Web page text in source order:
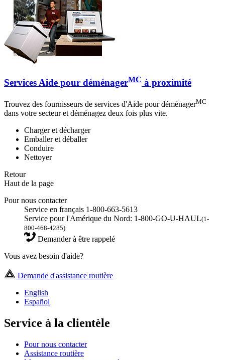
Services Aide pour déménagerMC à proximité
Trouvez des fournisseurs de services d'Aide pour déménagerMC
dans votre secteur et déménagez deux fois plus vite.
Charger et décharger
Emballer et déballer
Conduire
Nettoyer
Retour
Haut de la page
Pour nous contacter
Service en français 1-800-663-5613
Service pour l'Amérique du Nord: 1-800-GO-U-HAUL(1-
800-468-4285)
Demander à être rappelé
Vous avez besoin d'aide?
Demande d'assistance routière
English
Español
Service à la clientèle
Pour nous contacter
Assistance routière